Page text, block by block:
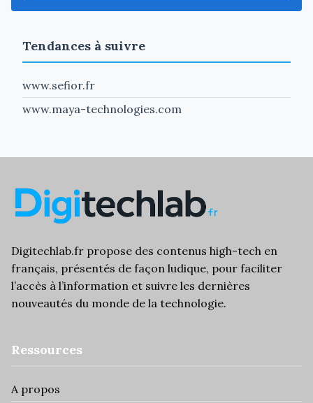
Tendances à suivre
www.sefior.fr
www.maya-technologies.com
Digitechlab.fr propose des contenus high-tech en
français, présentés de façon ludique, pour faciliter
l’accès à l’information et suivre les dernières
nouveautés du monde de la technologie.
Ressources
A propos